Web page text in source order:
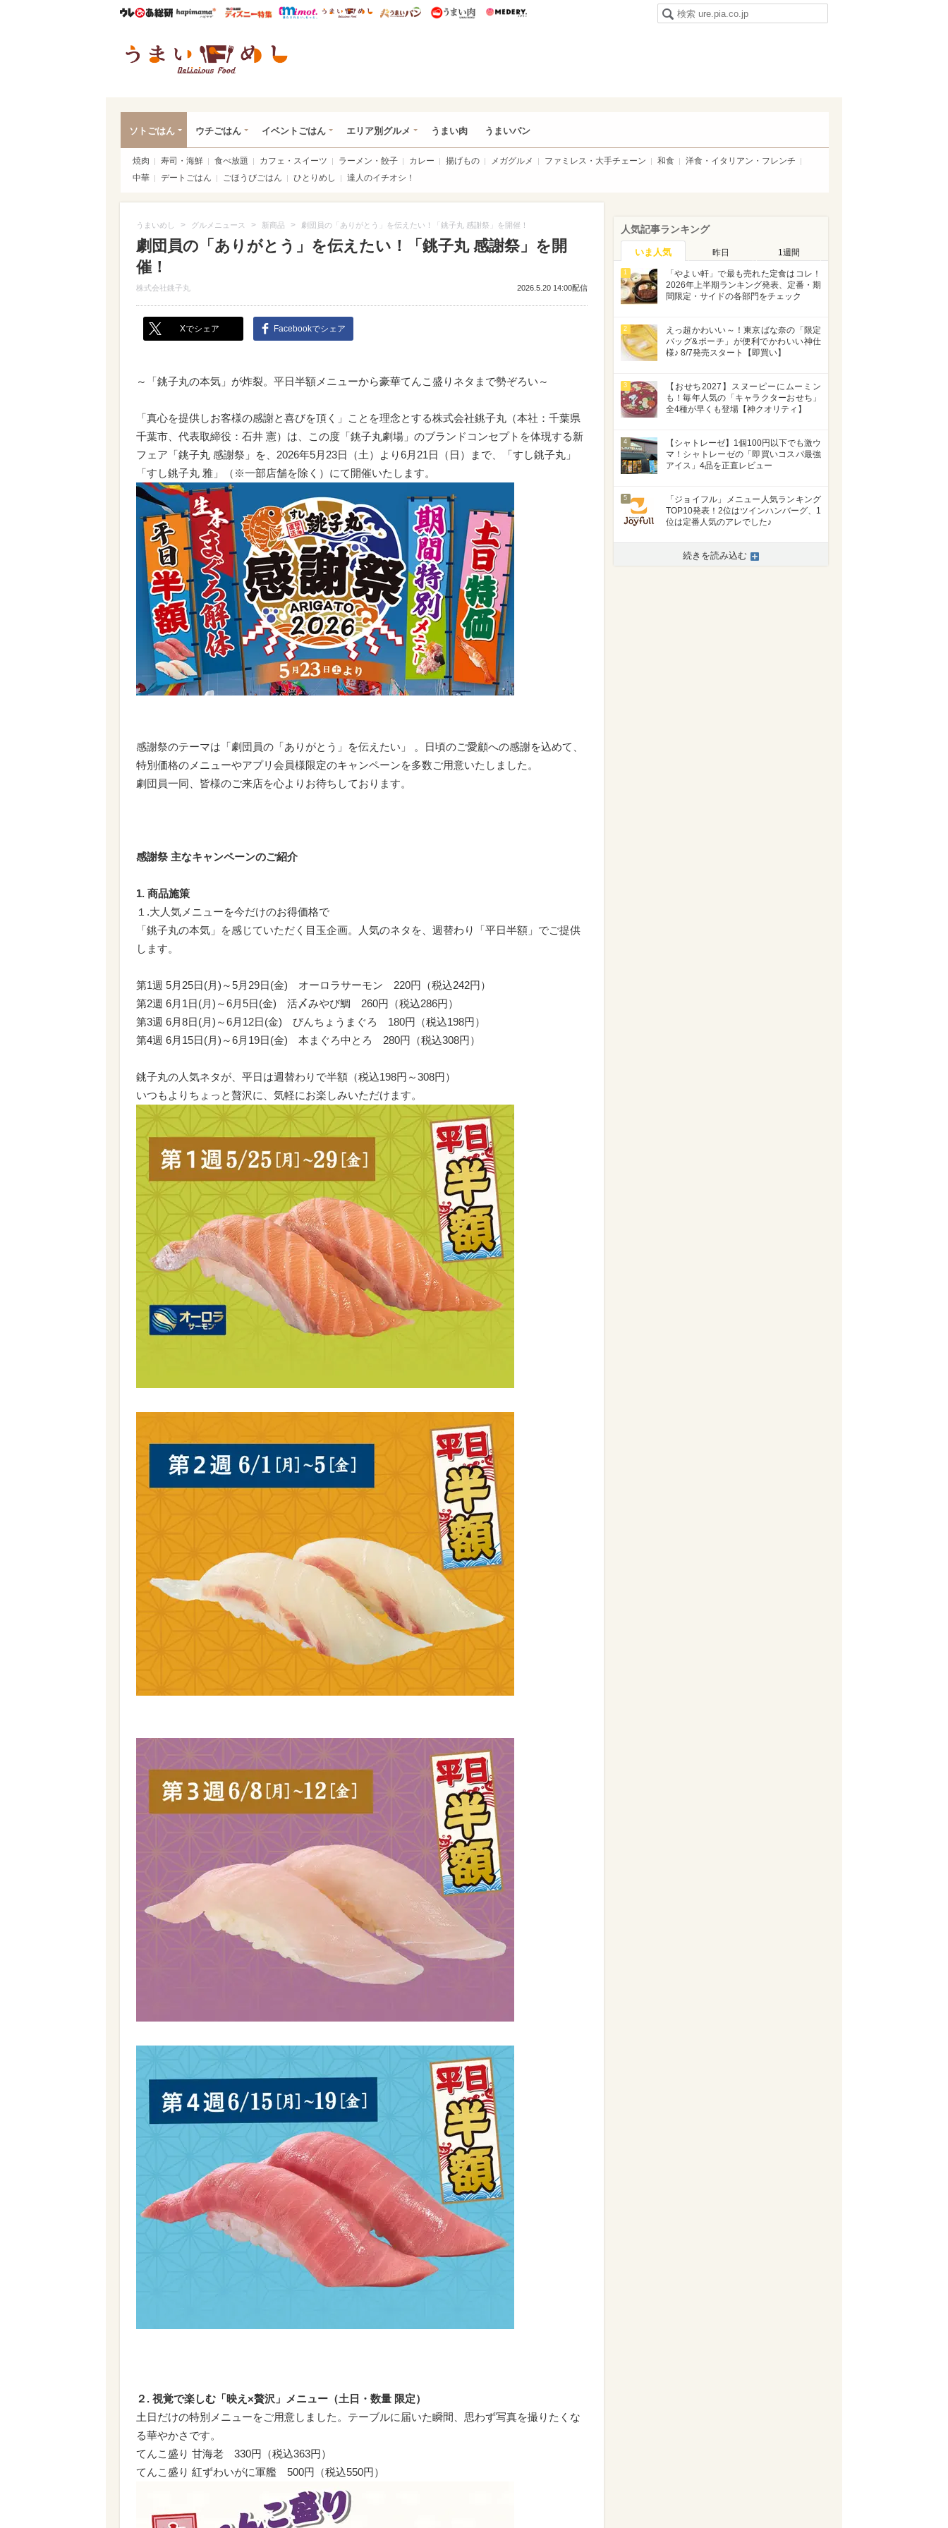
ウレぴあ総研ハピママ* ウレぴあ総研 ディズニー特集
mimot. うまいめし うまいパン うまい肉
ソトごはん ウチごはん イベントごはん エリア別グルメ うまい肉 うまいパン
焼肉 寿司・海鮮 食べ放題 カフェ・スイーツ ラーメン・餃子 カレー 揚げもの メガグルメ ファミレス・大手チェーン 和食
洋食・イタリアン・フレンチ
中華
デートごはん ごほうびごはん ひとりめし 達人のイチオシ！
うまいめし > グルメニュース > 新商品 > 劇団員の「ありがとう」を伝えたい！「銚子丸 感謝祭」を開催！
劇団員の「ありがとう」を伝えたい！「銚子丸 感謝祭」を開
催！
株式会社銚子丸 2026.5.20 14:00配信
Xでシェア Facebookでシェア
～「銚子丸の本気」が炸裂。平日半額メニューから豪華てんこ盛りネタまで勢ぞろい～
「真心を提供しお客様の感謝と喜びを頂く」ことを理念とする株式会社銚子丸（本社：千葉県
千葉市、代表取締役：石井 憲）は、この度「銚子丸劇場」のブランドコンセプトを体現する新
フェア「銚子丸 感謝祭」を、2026年5月23日（土）より6月21日（日）まで、「すし銚子丸」
「すし銚子丸 雅」（※一部店舗を除く）にて開催いたします。
感謝祭のテーマは「劇団員の「ありがとう」を伝えたい」 。日頃のご愛顧への感謝を込めて、
特別価格のメニューやアプリ会員様限定のキャンペーンを多数ご用意いたしました。
劇団員一同、皆様のご来店を心よりお待ちしております。
感謝祭 主なキャンペーンのご紹介
1. 商品施策
１.大人気メニューを今だけのお得価格で
「銚子丸の本気」を感じていただく目玉企画。人気のネタを、週替わり「平日半額」でご提供
します。
第1週 5月25日(月)～5月29日(金) オーロラサーモン 220円（税込242円）
第2週 6月1日(月)～6月5日(金) 活〆みやび鯛 260円（税込286円）
第3週 6月8日(月)～6月12日(金) びんちょうまぐろ 180円（税込198円）
第4週 6月15日(月)～6月19日(金) 本まぐろ中とろ 280円（税込308円）
銚子丸の人気ネタが、平日は週替わりで半額（税込198円～308円）
いつもよりちょっと贅沢に、気軽にお楽しみいただけます。
２. 視覚で楽しむ「映え×贅沢」メニュー（土日・数量 限定）
土日だけの特別メニューをご用意しました。テーブルに届いた瞬間、思わず写真を撮りたくな
る華やかさです。
てんこ盛り 甘海老 330円（税込363円）
てんこ盛り 紅ずわいがに軍艦 500円（税込550円）
人気記事ランキング
いま人気 昨日 1週間
1
「やよい軒」で最も売れた定食はコレ！
2026年上半期ランキング発表、定番・期
間限定・サイドの各部門をチェック
2
えっ超かわいい～！東京ばな奈の「限定
バッグ&ポーチ」が便利でかわいい神仕
様♪ 8/7発売スタート【即買い】
3
【おせち2027】スヌーピーにムーミン
も！毎年人気の「キャラクターおせち」
全4種が早くも登場【神クオリティ】
4
【シャトレーゼ】1個100円以下でも激ウ
マ！シャトレーゼの「即買いコスパ最強
アイス」4品を正直レビュー
5
「ジョイフル」メニュー人気ランキング
TOP10発表！2位はツインハンバーグ、1
位は定番人気のアレでした♪
続きを読み込む